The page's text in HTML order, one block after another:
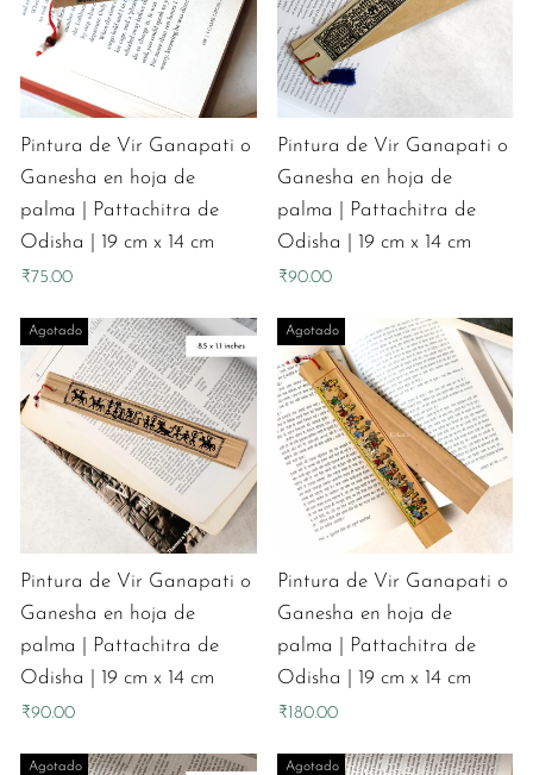
Pintura de Vir Ganapati o
Ganesha en hoja de
palma | Pattachitra de
Odisha | 19 cm x 14 cm
₹75.00
Pintura de Vir Ganapati o
Ganesha en hoja de
palma | Pattachitra de
Odisha | 19 cm x 14 cm
₹90.00
Agotado
Pintura de Vir Ganapati o
Ganesha en hoja de
palma | Pattachitra de
Odisha | 19 cm x 14 cm
₹90.00
Agotado
Pintura de Vir Ganapati o
Ganesha en hoja de
palma | Pattachitra de
Odisha | 19 cm x 14 cm
₹180.00
Agotado Agotado